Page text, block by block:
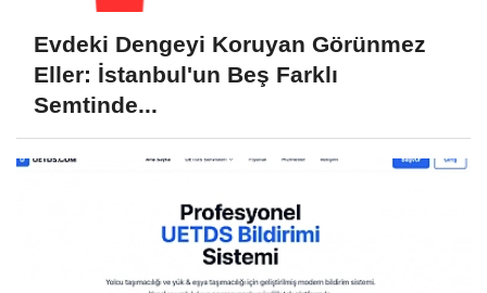
Evdeki Dengeyi Koruyan Görünmez
Eller: İstanbul'un Beş Farklı
Semtinde...